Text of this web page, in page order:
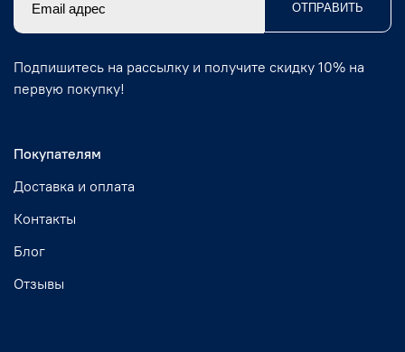
Покупателям
Доставка и оплата
Контакты
Блог
Отзывы
ОТПРАВИТЬ
Подпишитесь на рассылку и получите скидку 10% на
первую покупку!